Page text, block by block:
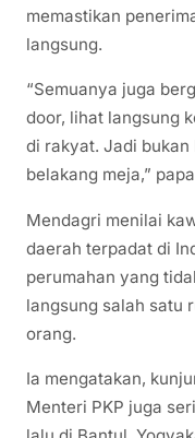
memastikan
langsung.
“Semuanya juga
door, lihat langsung
di rakyat. Jadi
belakang meja,”
Mendagri menilai
daerah terpadat di
perumahan yang
langsung salah satu
orang.
Ia mengatakan,
Menteri PKP juga